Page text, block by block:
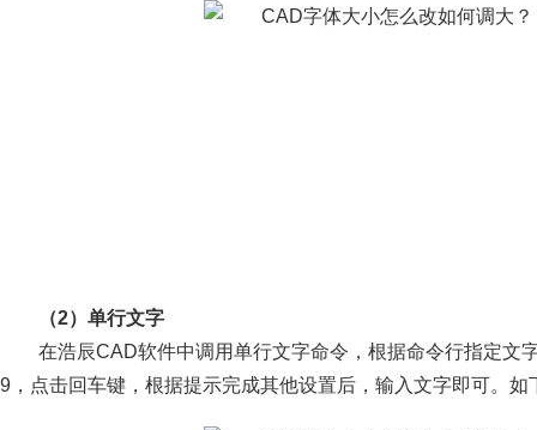
（2）单行文字
在浩辰CAD软件中调用单行文字命令，根据命令行指定文
9，点击回车键，根据提示完成其他设置后，输入文字即可。如